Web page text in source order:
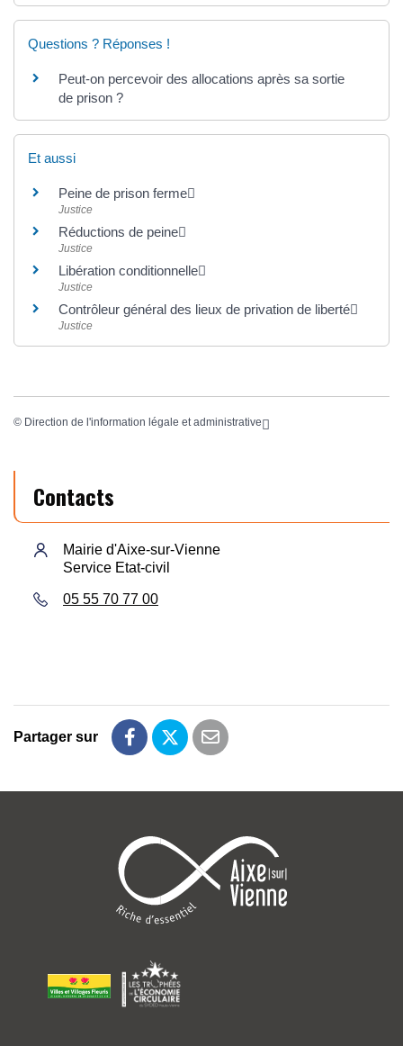
Questions ? Réponses !
Peut-on percevoir des allocations après sa sortie
de prison ?
Et aussi
Peine de prison ferme
Justice
Réductions de peine
Justice
Libération conditionnelle
Justice
Contrôleur général des lieux de privation de liberté
Justice
© Direction de l'information légale et administrative
Contacts
Mairie d'Aixe-sur-Vienne
Service Etat-civil
05 55 70 77 00
Partager sur
Partager sur Facebook
Partager sur Twitter
Partager par email